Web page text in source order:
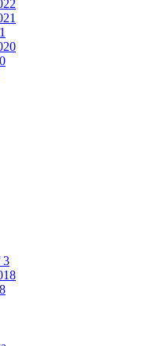
3